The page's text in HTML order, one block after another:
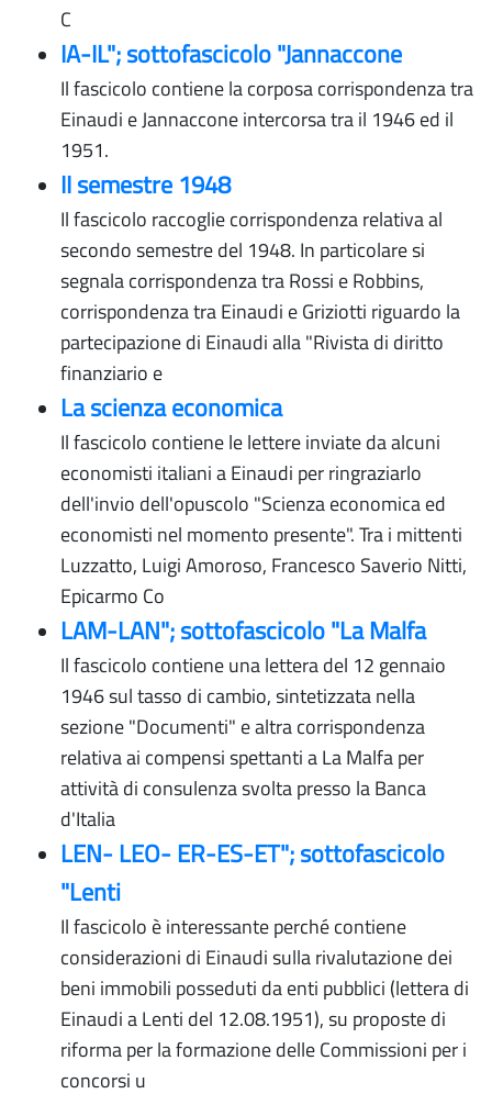
C
IA-IL"; sottofascicolo "Jannaccone
Il fascicolo contiene la corposa corrispondenza tra
Einaudi e Jannaccone intercorsa tra il 1946 ed il
1951.
II semestre 1948
Il fascicolo raccoglie corrispondenza relativa al
secondo semestre del 1948. In particolare si
segnala corrispondenza tra Rossi e Robbins,
corrispondenza tra Einaudi e Griziotti riguardo la
partecipazione di Einaudi alla "Rivista di diritto
finanziario e
La scienza economica
Il fascicolo contiene le lettere inviate da alcuni
economisti italiani a Einaudi per ringraziarlo
dell'invio dell'opuscolo "Scienza economica ed
economisti nel momento presente". Tra i mittenti
Luzzatto, Luigi Amoroso, Francesco Saverio Nitti,
Epicarmo Co
LAM-LAN"; sottofascicolo "La Malfa
Il fascicolo contiene una lettera del 12 gennaio
1946 sul tasso di cambio, sintetizzata nella
sezione "Documenti" e altra corrispondenza
relativa ai compensi spettanti a La Malfa per
attività di consulenza svolta presso la Banca
d'Italia
LEN- LEO- ER-ES-ET"; sottofascicolo
"Lenti
Il fascicolo è interessante perché contiene
considerazioni di Einaudi sulla rivalutazione dei
beni immobili posseduti da enti pubblici (lettera di
Einaudi a Lenti del 12.08.1951), su proposte di
riforma per la formazione delle Commissioni per i
concorsi u